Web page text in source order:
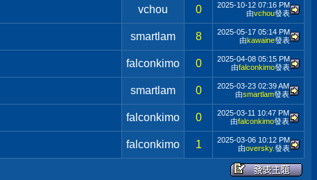
vchou 0 2025-10-12 07:16 PM
由vchou發表
smartlam 8 2025-05-17 05:14 PM
由kawaine發表
falconkimo 0 2025-04-08 05:15 PM
由falconkimo發表
smartlam 0 2025-03-23 02:39 AM
由smartlam發表
falconkimo 0 2025-03-11 10:47 PM
由falconkimo發表
falconkimo 1 2025-03-06 10:12 PM
由oversky.發表